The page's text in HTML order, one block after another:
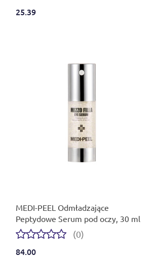
25.39
MEDI-PEEL Odmładzające
Peptydowe Serum pod oczy, 30 ml
(0)
84.00